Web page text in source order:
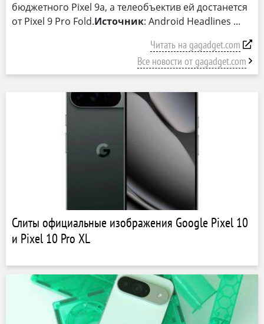
бюджетного Pixel 9a, а телеобъектив ей достанется
от Pixel 9 Pro Fold.Источник: Android Headlines
Читать на gagadget.com
Все новости от gagadget.com
Слиты официальные изображения Google Pixel 10
и Pixel 10 Pro XL